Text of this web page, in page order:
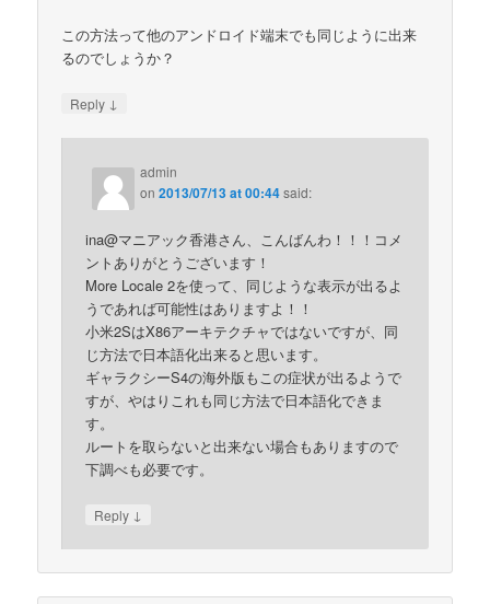
この方法って他のアンドロイド端末でも同じように出来
るのでしょうか？
Reply ↓
admin
on2013/07/13 at 00:44said:
ina@マニアック香港さん、こんばんわ！！！コメ
ントありがとうございます！
More Locale 2を使って、同じような表示が出るよ
うであれば可能性はありますよ！！
小米2SはX86アーキテクチャではないですが、同
じ方法で日本語化出来ると思います。
ギャラクシーS4の海外版もこの症状が出るようで
すが、やはりこれも同じ方法で日本語化できま
す。
ルートを取らないと出来ない場合もありますので
下調べも必要です。
Reply ↓